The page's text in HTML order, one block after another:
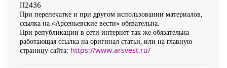
П2436
При перепечатке и при другом использовании материалов,
ссылка на «Арсеньевские вести» обязательна.
При републикации в сети интернет так же обязательна
работающая ссылка на оригинал статьи, или на главную
страницу сайта: https://www.arsvest.ru/